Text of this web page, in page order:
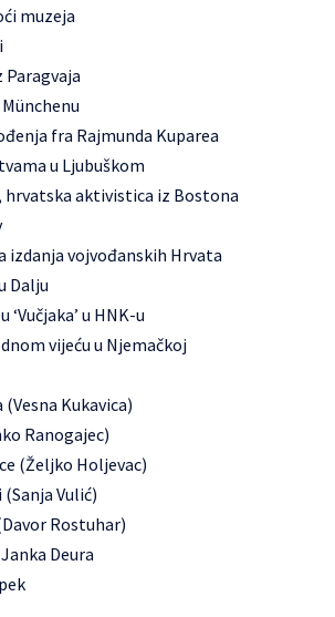
muzeja
Paragvaja
fra Rajmunda Kuparea
u Ljubuškom
hrvatska aktivistica iz Bostona
izdanja vojvođanskih Hrvata
Dalju
u HNK-u
vijeću u Njemačkoj
Kukavica)
Ranogajec)
(Željko Holjevac)
Vulić)
Rostuhar)
Deura